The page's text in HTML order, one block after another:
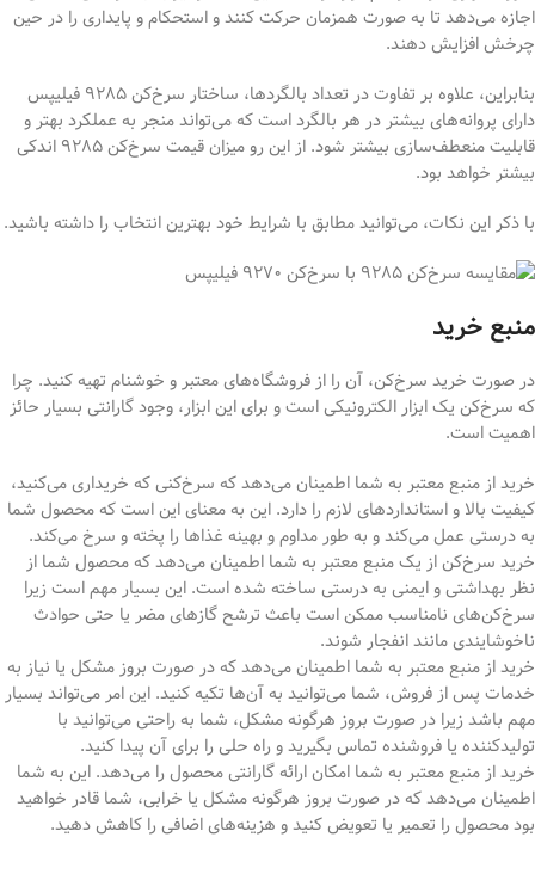
اجازه می‌دهد تا به صورت همزمان حرکت کنند و استحکام و پایداری را در حین
چرخش افزایش دهند.
بنابراین، علاوه بر تفاوت در تعداد بالگردها، ساختار سرخ‌کن ۹۲۸۵ فیلیپس
دارای پروانه‌های بیشتر در هر بالگرد است که می‌تواند منجر به عملکرد بهتر و
قابلیت منعطف‌سازی بیشتر شود. از این رو میزان قیمت سرخ‌کن ۹۲۸۵ اندکی
بیشتر خواهد بود.
با ذکر این نکات، می‌توانید مطابق با شرایط خود بهترین انتخاب را داشته باشید.
منبع خرید
در صورت خرید سرخ‌کن، آن را از فروشگاه‌های معتبر و خوشنام تهیه کنید. چرا
که سرخ‌کن یک ابزار الکترونیکی است و برای این ابزار، وجود گارانتی بسیار حائز
اهمیت است.
خرید از منبع معتبر به شما اطمینان می‌دهد که سرخ‌کنی که خریداری می‌کنید،
کیفیت بالا و استانداردهای لازم را دارد. این به معنای این است که محصول شما
به درستی عمل می‌کند و به طور مداوم و بهینه غذاها را پخته و سرخ می‌کند.
خرید سرخ‌کن از یک منبع معتبر به شما اطمینان می‌دهد که محصول شما از
نظر بهداشتی و ایمنی به درستی ساخته شده است. این بسیار مهم است زیرا
سرخ‌کن‌های نامناسب ممکن است باعث ترشح گازهای مضر یا حتی حوادث
ناخوشایندی مانند انفجار شوند.
خرید از منبع معتبر به شما اطمینان می‌دهد که در صورت بروز مشکل یا نیاز به
خدمات پس از فروش، شما می‌توانید به آن‌ها تکیه کنید. این امر می‌تواند بسیار
مهم باشد زیرا در صورت بروز هرگونه مشکل، شما به راحتی می‌توانید با
تولیدکننده یا فروشنده تماس بگیرید و راه حلی را برای آن پیدا کنید.
خرید از منبع معتبر به شما امکان ارائه گارانتی محصول را می‌دهد. این به شما
اطمینان می‌دهد که در صورت بروز هرگونه مشکل یا خرابی، شما قادر خواهید
بود محصول را تعمیر یا تعویض کنید و هزینه‌های اضافی را کاهش دهید.